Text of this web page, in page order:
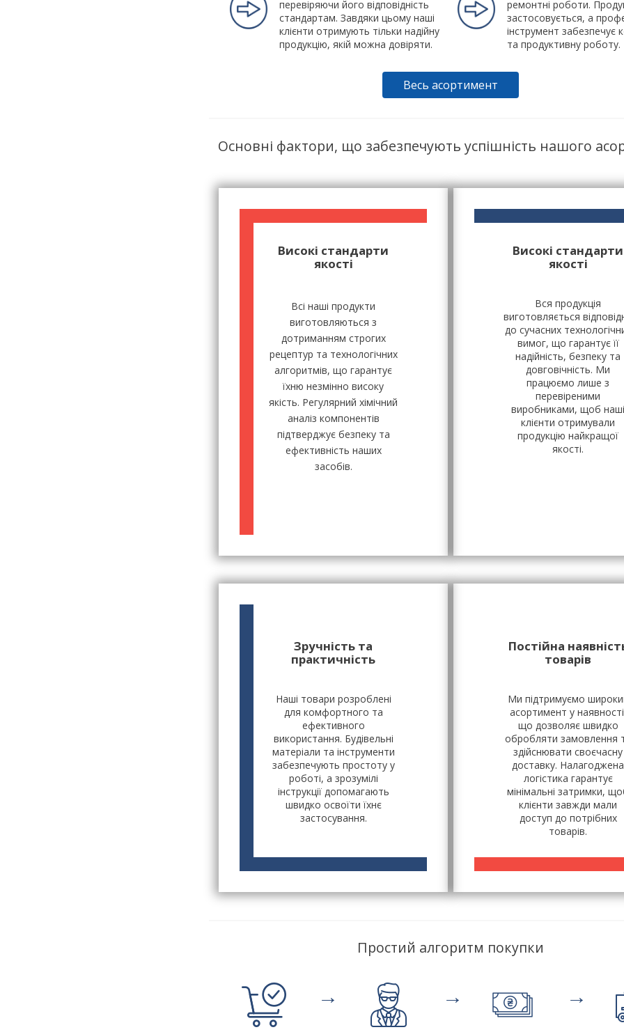
перевіряючи його відповідність
стандартам. Завдяки цьому наші
клієнти отримують тільки надійну
продукцію, якій можна довіряти.
ремонтні роботи.
застосовується, а
інструмент забезпечує
та продуктивну роботу.
Весь асортимент
Основні фактори, що забезпечують успішність нашого
Високі стандарти
якості
Всі наші продукти
виготовляються з
дотриманням строгих
рецептур та технологічних
алгоритмів, що гарантує
їхню незмінно високу
якість. Регулярний хімічний
аналіз компонентів
підтверджує безпеку та
ефективність наших
засобів.
Високі стандарти
якості
Вся продукція
виготовляється
до сучасних
вимог, що гарантує її
надійність, безпеку та
довговічність. Ми
працюємо лише з
перевіреними
виробниками, щоб наші
клієнти отримували
продукцію найкращої
якості.
Зручність та
практичність
Наші товари розроблені
для комфортного та
ефективного
використання. Будівельні
матеріали та інструменти
забезпечують простоту у
роботі, а зрозумілі
інструкції допомагають
швидко освоїти їхнє
застосування.
Постійна
товарів
Ми підтримуємо
асортимент у
що дозволяє швидко
обробляти замовлення
здійснювати своєчасну
доставку. Налагоджена
логістика гарантує
мінімальні затримки,
клієнти завжди мали
доступ до потрібних
товарів.
Простий алгоритм покупки
→ → →